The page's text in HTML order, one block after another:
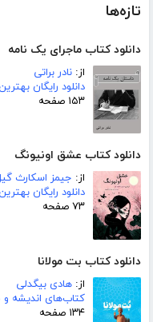
تازه‌ها
دانلود کتاب ماجرای یک نامه
از: نادر براتی
دانلود رایگان
۱۵۳ صفحه
دانلود کتاب عشق اونیونگ
از: جیمز اسکارث
دانلود رایگان
۷۳ صفحه
دانلود کتاب بت مولانا
از: هادی بیگدلی
کتاب‌های اندیشه
۱۳۴ صفحه